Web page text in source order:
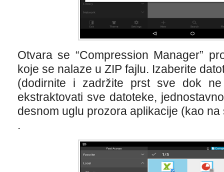
Otvara se “Compression Manager”
koje se nalaze u ZIP fajlu. Izaberite
(dodirnite i zadržite prst sve dok
ekstraktovati sve datoteke,
desnom uglu prozora aplikacije (kao na
.